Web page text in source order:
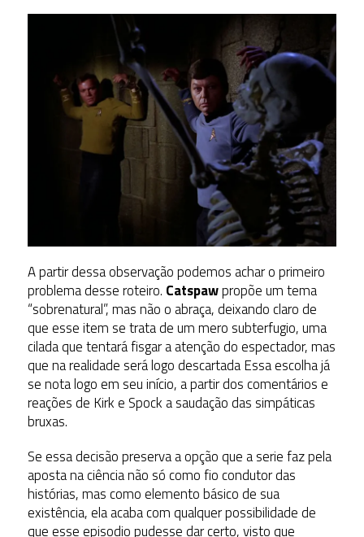
A partir dessa observação podemos achar o primeiro
problema desse roteiro. Catspawpropõe um tema
“sobrenatural”, mas não o abraça, deixando claro de
que esse item se trata de um mero subterfugio, uma
cilada que tentará fisgar a atenção do espectador, mas
que na realidade será logo descartada Essa escolha já
se nota logo em seu início, a partir dos comentários e
reações de Kirk e Spock a saudação das simpáticas
bruxas.
Se essa decisão preserva a opção que a serie faz pela
aposta na ciência não só como fio condutor das
histórias, mas como elemento básico de sua
existência, ela acaba com qualquer possibilidade de
que esse episodio pudesse dar certo, visto que